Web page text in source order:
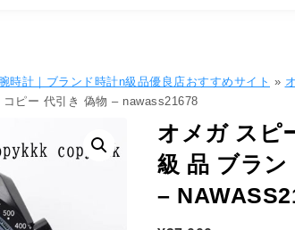
時計｜ブランド時計n級品優良店おすすめサイト »
ピー 代引き 偽物 – nawass21678
オメガ スピ
級 品 ブラン
–